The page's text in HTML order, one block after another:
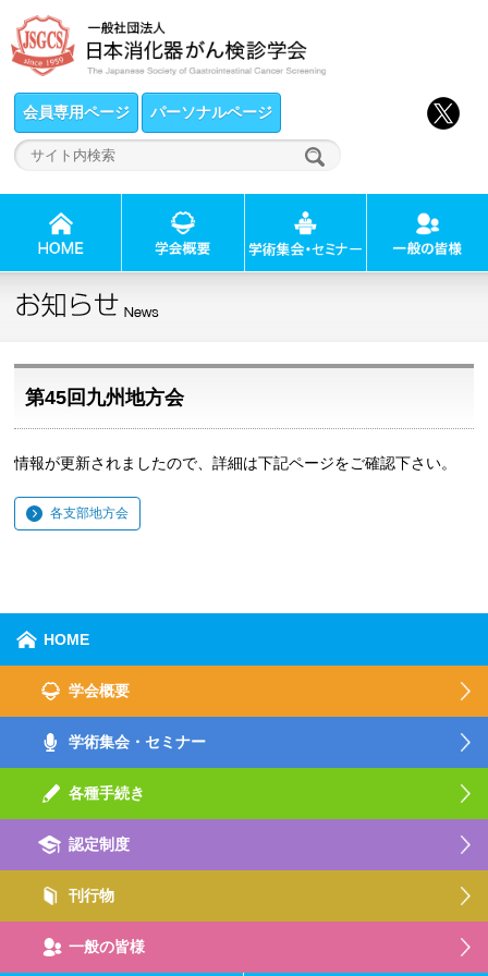
会員専用ページ パーソナルページ
第45回九州地方会
情報が更新されましたので、詳細は下記ページをご確認下さい。
各支部地方会
HOME
学会概要
学術集会・セミナー
各種手続き
認定制度
刊行物
一般の皆様